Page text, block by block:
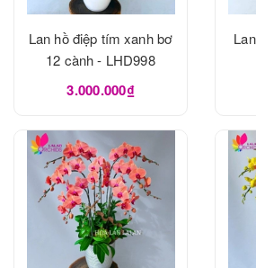
Lan hồ điệp tím xanh bơ
12 cành - LHD998
3.000.000₫